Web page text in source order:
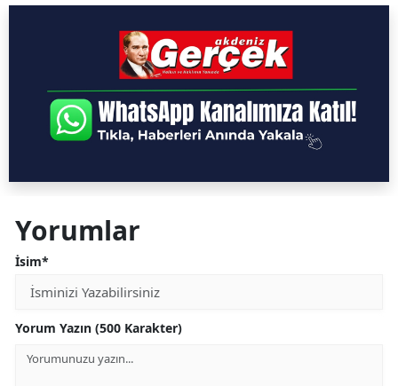
Yorumlar
İsim*
Yorum Yazın (500 Karakter)